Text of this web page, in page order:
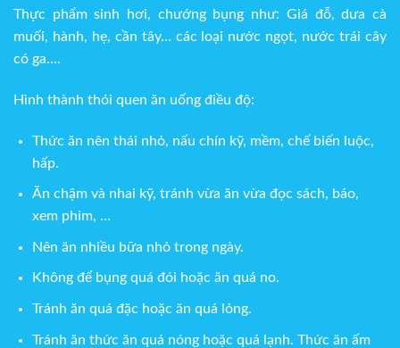
Thực phẩm sinh hơi, chướng bụng như: Giá đỗ, dưa cà
muối, hành, hẹ, cần tây… các loại nước ngọt, nước trái cây
có ga….
Hình thành thói quen ăn uống điều độ:
Thức ăn nên thái nhỏ, nấu chín kỹ, mềm, chế biến luộc,
hấp.
Ăn chậm và nhai kỹ, tránh vừa ăn vừa đọc sách, báo,
xem phim, …
Nên ăn nhiều bữa nhỏ trong ngày.
Không để bụng quá đói hoặc ăn quá no.
Tránh ăn quá đặc hoặc ăn quá lỏng.
Tránh ăn thức ăn quá nóng hoặc quá lạnh. Thức ăn ấm